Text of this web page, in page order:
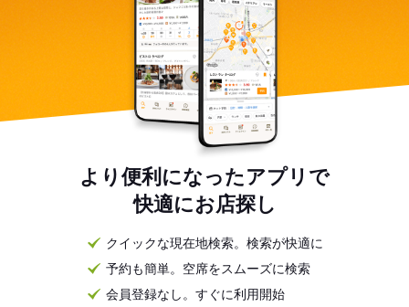
より便利になったアプリで
快適にお店探し
クイックな現在地検索。検索が快適に
予約も簡単。空席をスムーズに検索
会員登録なし。すぐに利用開始